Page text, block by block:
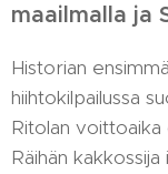
maailmalla ja
Historian
hiihtokilpailussa
Ritolan voittoaika
Räihän